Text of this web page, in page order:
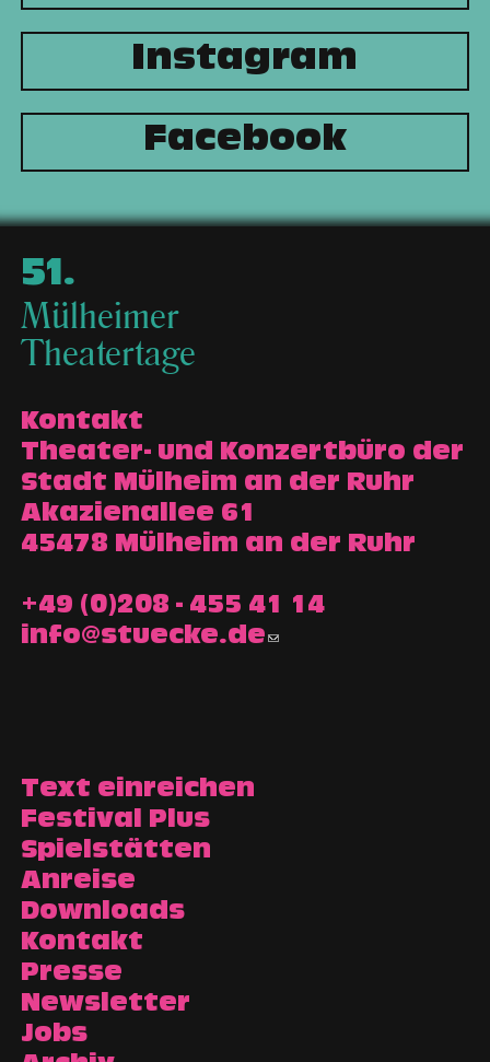
Instagram
Facebook
51.
Mülheimer
Theatertage
Kontakt
Theater- und Konzertbüro der
Stadt Mülheim an der Ruhr
Akazienallee 61
45478 Mülheim an der Ruhr
+49 (0)208 - 455 41 14
info@stuecke.de
Text einreichen
Festival Plus
Spielstätten
Anreise
Downloads
Kontakt
Presse
Newsletter
Jobs